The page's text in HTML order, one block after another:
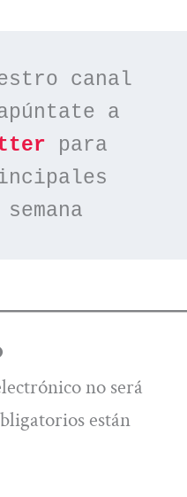
canal
a
para
no será
están